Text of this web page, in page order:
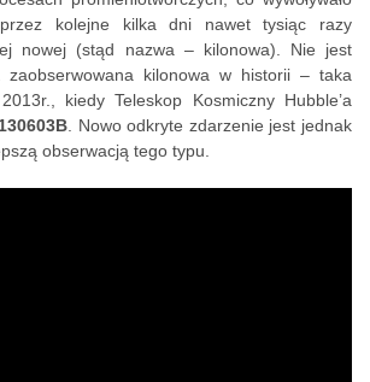
kolejne kilka dni nawet tysiąc razy
nowej (stąd nazwa – kilonowa). Nie jest
zaobserwowana kilonowa w historii – taka
kiedy Teleskop Kosmiczny Hubble’a
. Nowo odkryte zdarzenie jest jednak
obserwacją tego typu.